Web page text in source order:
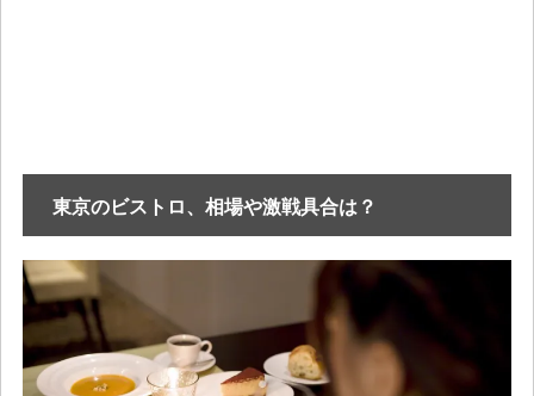
東京のビストロ、相場や激戦具合は？